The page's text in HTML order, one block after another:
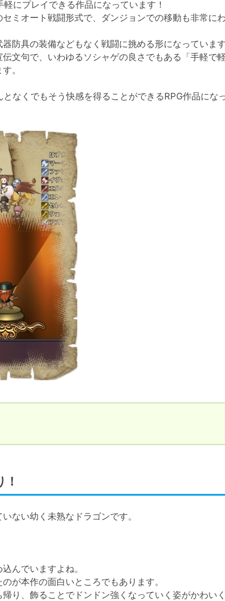
にプレイできる作品になっています！
ミオート戦闘形式で、ダンジョンでの移動も非常に
防具の装備などもなく戦闘に挑める形になっていま
文句で、いわゆるソシャゲの良さでもある「手軽で
。
なくでもそう快感を得ることができるRPG作品にな
ない幼く未熟なドラゴンです。
んでいますよね。
が本作の面白いところでもあります。
り、飾ることでドンドン強くなっていく姿がかわい